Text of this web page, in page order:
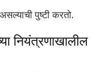
पुष्टी करतो.
नियंत्रणाखालील